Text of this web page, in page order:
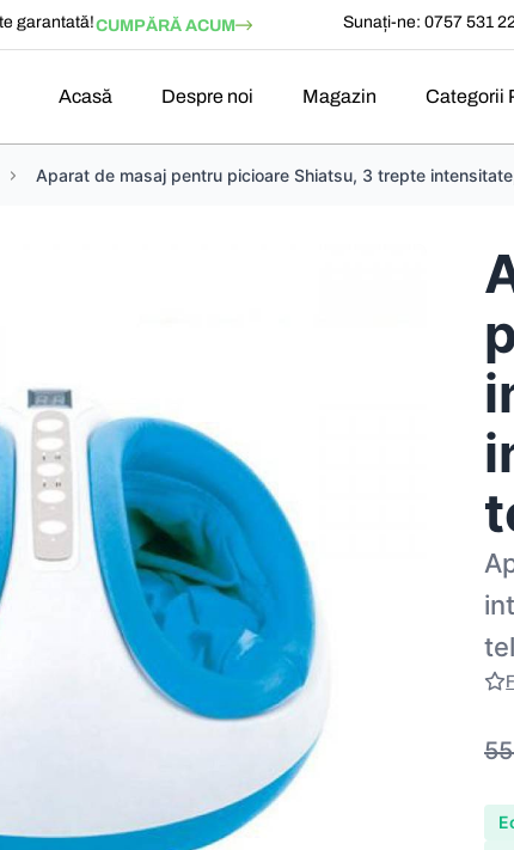
garantată!CUMPĂRĂ ACUM Sunați-ne: 0757 531
Acasă Despre noi Magazin Categorii
Aparat de masaj pentru picioare Shiatsu, 3 trepte